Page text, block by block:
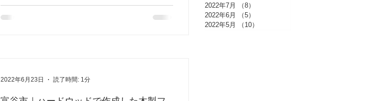
います。...
2022年6月23日 読了時間: 1分
2022年7月
（8）
2022年6月
（5）
2022年5月
（10）